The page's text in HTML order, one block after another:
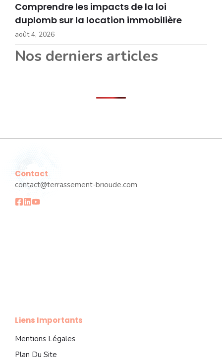
Comprendre les impacts de la loi
duplomb sur la location immobilière
août 4, 2026
Nos derniers articles
Contact
contact@terrassement-brioude.com
Liens Importants
Mentions Légales
Plan Du Site